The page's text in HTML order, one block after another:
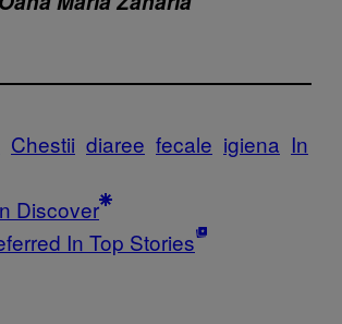
Chestii diaree fecale igiena In
Discover
In Top Stories